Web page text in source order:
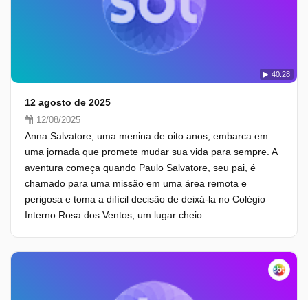
40:28
12 agosto de 2025
12/08/2025
Anna Salvatore, uma menina de oito anos, embarca em
uma jornada que promete mudar sua vida para sempre. A
aventura começa quando Paulo Salvatore, seu pai, é
chamado para uma missão em uma área remota e
perigosa e toma a difícil decisão de deixá-la no Colégio
Interno Rosa dos Ventos, um lugar cheio ...